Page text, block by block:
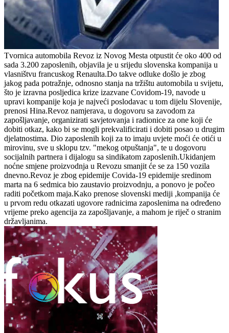
Tvornica automobila Revoz iz Novog Mesta otpustit će oko 400 od
sada 3.200 zaposlenih, objavila je u srijedu slovenska kompanija u
vlasništvu francuskog Renaulta.Do takve odluke došlo je zbog
jakog pada potražnje, odnosno stanja na tržištu automobila u svijetu,
što je izravna posljedica krize izazvane Covidom-19, navode u
upravi kompanije koja je najveći poslodavac u tom dijelu Slovenije,
prenosi Hina.Revoz namjerava, u dogovoru sa zavodom za
zapošljavanje, organizirati savjetovanja i radionice za one koji će
dobiti otkaz, kako bi se mogli prekvalificirati i dobiti posao u drugim
djelatnostima. Dio zaposlenih koji za to imaju uvjete moći će otići u
mirovinu, sve u sklopu tzv. "mekog otpuštanja", te u dogovoru
socijalnih partnera i dijalogu sa sindikatom zaposlenih.Ukidanjem
noćne smjene proizvodnja u Revozu smanjit će se za 150 vozila
dnevno.Revoz je zbog epidemije Covida-19 epidemije sredinom
marta na 6 sedmica bio zaustavio proizvodnju, a ponovo je počeo
raditi početkom maja.Kako prenose slovenski mediji ,kompanija će
u prvom redu otkazati ugovore radnicima zaposlenima na određeno
vrijeme preko agencija za zapošljavanje, a mahom je riječ o stranim
državljanima.